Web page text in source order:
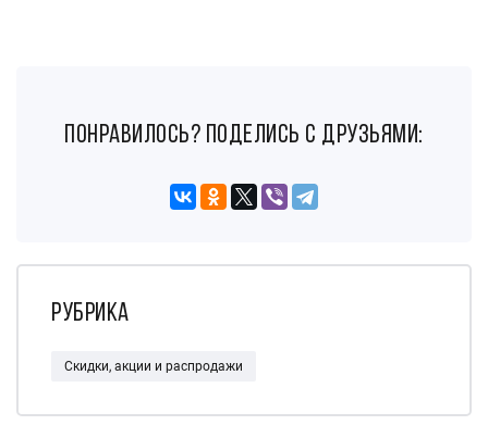
понравилось? поделись с друзьями:
Рубрика
Скидки, акции и распродажи